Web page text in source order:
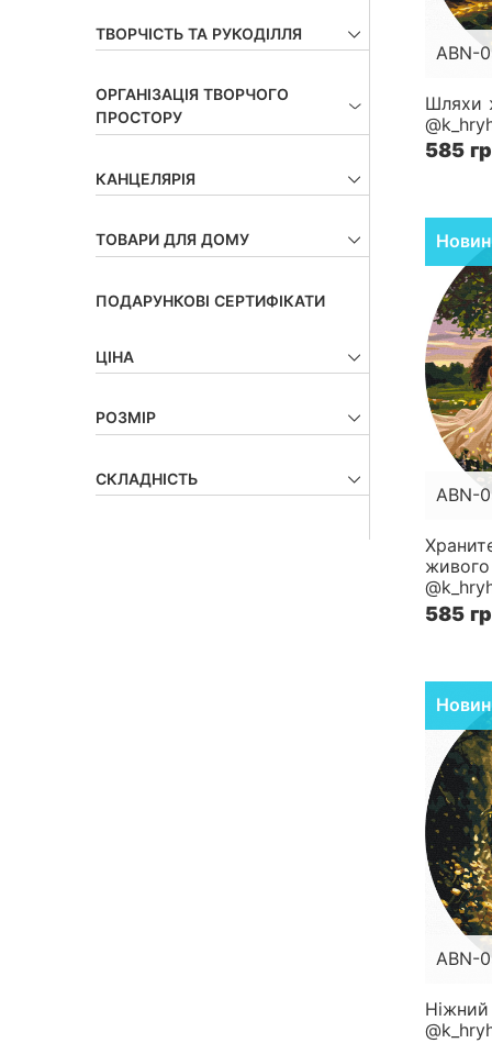
ТВОРЧІСТЬ ТА РУКОДІЛЛЯ
ОРГАНІЗАЦІЯ ТВОРЧОГО
ПРОСТОРУ
КАНЦЕЛЯРІЯ
ТОВАРИ ДЛЯ ДОМУ
ПОДАРУНКОВІ СЕРТИФІКАТИ
ЦІНА
РОЗМІР
СКЛАДНІСТЬ
ABN-
Розмір
Шляхи
585
ABN-
Розмір
живого
585
ABN-
Розмір